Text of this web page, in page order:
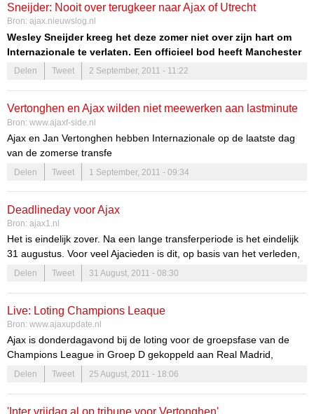
Corriere dello Sport.
“Ik zou graag bij Manchester United gespeeld hebben”, zegt
Sneijder. “Het zou gek zijn om iets anders te beweren. Er was een
moment dat ik dichtbij een overgang was naar United, maar
uiteindelijk gebeurde er niets.”
Sneijder: Nooit over terugkeer naar Ajax of Utrecht
gesproken
Bron: ajax.nieuwslog.nl
Wesley Sneijder kreeg het deze zomer niet over zijn hart om
Internazionale te verlaten. Een officieel bod heeft Manchester
United nooit gedaan, maar de middenvelder liet in de eerste
gesprekken al zijn twijfels zien.
Delen Tweet 2 September, 2011 - 11:22
Vertonghen en Ajax wilden niet meewerken aan lastminute
transfer naar Inter
Bron: www.ajaxf-side.nl
Ajax en Jan Vertonghen hebben Internazionale op de laatste dag
van de zomerse transfe
Delen Tweet 1 September, 2011 - 09:34
Deadlineday voor Ajax
Bron: ajax1.nl
Het is eindelijk zover. Na een lange transferperiode is het eindelijk
31 augustus. Voor veel Ajacieden is dit, op basis van het verleden,
niet de mooiste dag van het jaar. Met de aanhoudende geruchten
zou het zomaar kunnen zijn dat vandaag nog een van de
geruchten de wereld in geholpen gaan worden, maar wat kunnen
wij verwachten de komende 24 uur?
Delen Tweet 31 August, 2011 - 08:30
Live: Loting Champions Leaque
Bron: www.ajaxupdate.nl
Ajax is donderdagavond bij de loting voor de groepsfase van de
Champions League in Groep D gekoppeld aan Real Madrid,
Olympique Lyon en Dinamo Zagreb. Groep A: Bayern München
Villarreal Manchester City SSC Napoli Groep B: Internazionale
Delen Tweet 25 August, 2011 - 18:06
'Inter vrijdag al op tribune voor Vertonghen'